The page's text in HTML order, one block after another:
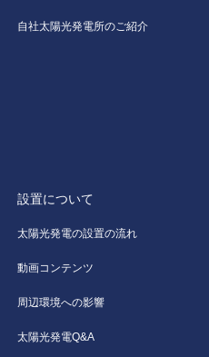
自社太陽光発電所のご紹介
設置について
太陽光発電の設置の流れ
動画コンテンツ
周辺環境への影響
太陽光発電Q&A